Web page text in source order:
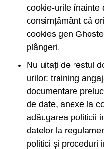
cookie-urile înainte
consimțământ că
cookies gen
plângeri.
Nu uitați de restul
urilor: training
documentare
de date, anexe la
adăugarea politicii
datelor la
politici și proceduri